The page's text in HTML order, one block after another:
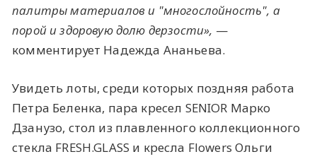
палитры материалов и "многослойность", а
порой и здоровую долю дерзости», —
комментирует Надежда Ананьева.
Увидеть лоты, среди которых поздняя работа
Петра Беленка, пара кресел SENIOR Марко
Дзанузо, стол из плавленного коллекционного
стекла FRESH.GLASS и кресла Flowers Ольги